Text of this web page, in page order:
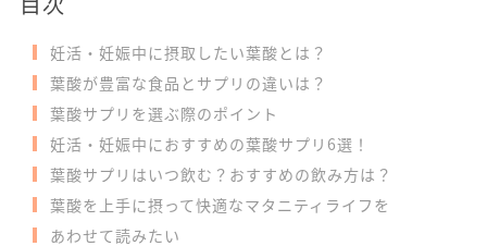
妊活・妊娠中に摂取したい葉酸とは？
葉酸が豊富な食品とサプリの違いは？
葉酸サプリを選ぶ際のポイント
妊活・妊娠中におすすめの葉酸サプリ6選！
葉酸サプリはいつ飲む？おすすめの飲み方は？
葉酸を上手に摂って快適なマタニティライフを
あわせて読みたい